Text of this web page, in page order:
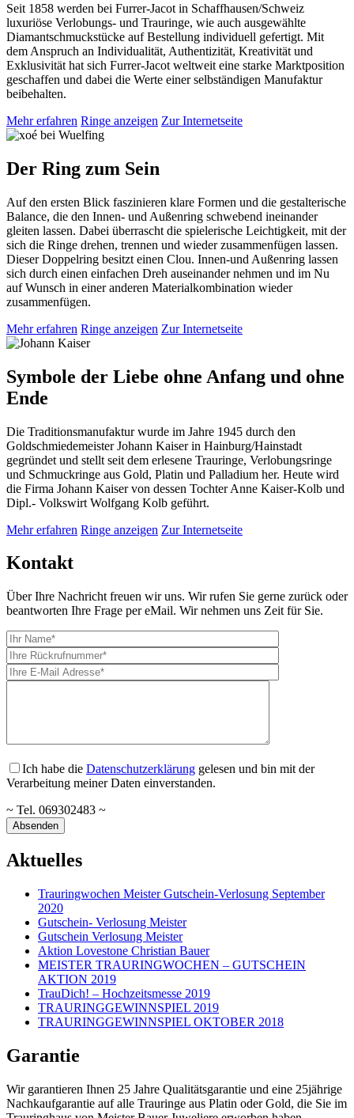
Seit 1858 werden bei Furrer-Jacot in Schaffhausen/Schweiz
luxuriöse Verlobungs- und Trauringe, wie auch ausgewählte
Diamantschmuckstücke auf Bestellung individuell gefertigt. Mit
dem Anspruch an Individualität, Authentizität, Kreativität und
Exklusivität hat sich Furrer-Jacot weltweit eine starke Marktposition
geschaffen und dabei die Werte einer selbständigen Manufaktur
beibehalten.
Mehr erfahren Ringe anzeigen Zur Internetseite
Der Ring zum Sein
Auf den ersten Blick faszinieren klare Formen und die gestalterische
Balance, die den Innen- und Außenring schwebend ineinander
gleiten lassen. Dabei überrascht die spielerische Leichtigkeit, mit der
sich die Ringe drehen, trennen und wieder zusammenfügen lassen.
Dieser Doppelring besitzt einen Clou. Innen-und Außenring lassen
sich durch einen einfachen Dreh auseinander nehmen und im Nu
auf Wunsch in einer anderen Materialkombination wieder
zusammenfügen.
Mehr erfahren Ringe anzeigen Zur Internetseite
Symbole der Liebe ohne Anfang und ohne
Ende
Die Traditionsmanufaktur wurde im Jahre 1945 durch den
Goldschmiedemeister Johann Kaiser in Hainburg/Hainstadt
gegründet und stellt seit dem erlesene Trauringe, Verlobungsringe
und Schmuckringe aus Gold, Platin und Palladium her. Heute wird
die Firma Johann Kaiser von dessen Tochter Anne Kaiser-Kolb und
Dipl.- Volkswirt Wolfgang Kolb geführt.
Mehr erfahren Ringe anzeigen Zur Internetseite
Kontakt
Über Ihre Nachricht freuen wir uns. Wir rufen Sie gerne zurück oder
beantworten Ihre Frage per eMail. Wir nehmen uns Zeit für Sie.
Ich habe die Datenschutzerklärung gelesen und bin mit der
Verarbeitung meiner Daten einverstanden.
~ Tel. 069302483 ~
Aktuelles
Trauringwochen Meister Gutschein-Verlosung September
2020
Gutschein- Verlosung Meister
Gutschein Verlosung Meister
Aktion Lovestone Christian Bauer
MEISTER TRAURINGWOCHEN – GUTSCHEIN
AKTION 2019
TrauDich! – Hochzeitsmesse 2019
TRAURINGGEWINNSPIEL 2019
TRAURINGGEWINNSPIEL OKTOBER 2018
Garantie
Wir garantieren Ihnen 25 Jahre Qualitätsgarantie und eine 25jährige
Nachkaufgarantie auf alle Trauringe aus Platin oder Gold, die Sie im